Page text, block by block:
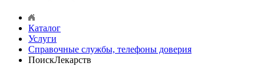
Каталог
Услуги
Справочные службы, телефоны доверия
ПоискЛекарств